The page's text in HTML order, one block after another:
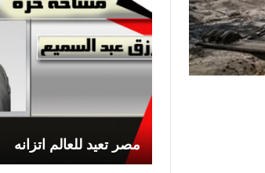
مصر تعيد للعالم اتزانه